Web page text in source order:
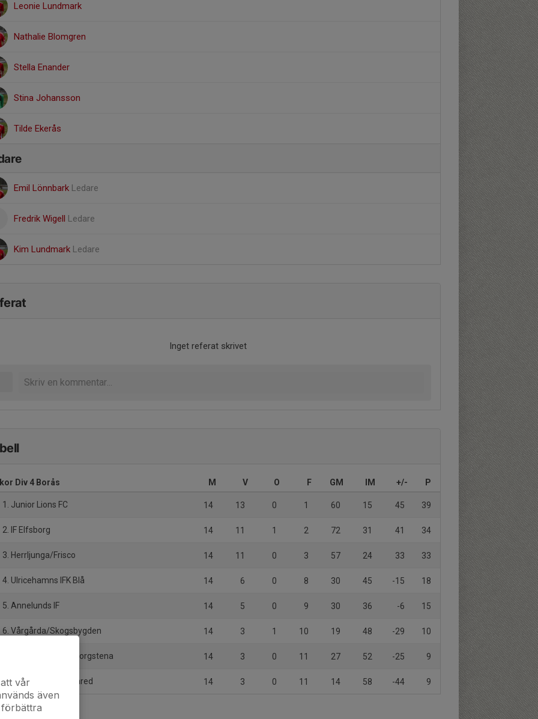
Leonie Lundmark
Nathalie Blomgren
Stella Enander
Stina Johansson
Tilde Ekerås
Emil Lönnbark Ledare
Fredrik Wigell Ledare
Kim Lundmark Ledare
Inget referat skrivet
Div 4 Borås M V O F GM IM +/- P
1. Junior Lions FC 14 13 0 1 60 15 45 39
2. IF Elfsborg 14 11 1 2 72 31 41 34
3. Herrljunga/Frisco 14 11 0 3 57 24 33 33
4. Ulricehamns IFK Blå 14 6 0 8 30 45 -15 18
5. Annelunds IF 14 5 0 9 30 36 -6 15
6. Vårgårda/Skogsbygden 14 3 1 10 19 48 -29 10
7. Fristad/Sparsör/Borgstena 14 3 0 11 27 52 -25 9
8. Sjömarken/Sandared 14 3 0 11 14 58 -44 9
vår
även